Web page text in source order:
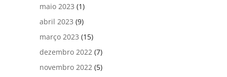
maio 2023 (1)
abril 2023 (9)
março 2023 (15)
dezembro 2022 (7)
novembro 2022 (5)